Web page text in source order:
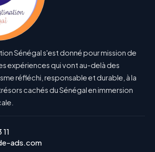
Sénégal s'est donné pour mission de
expériences qui vont au-delà des
réfléchi, responsable et durable, à la
cachés du Sénégal en immersion
ads.com